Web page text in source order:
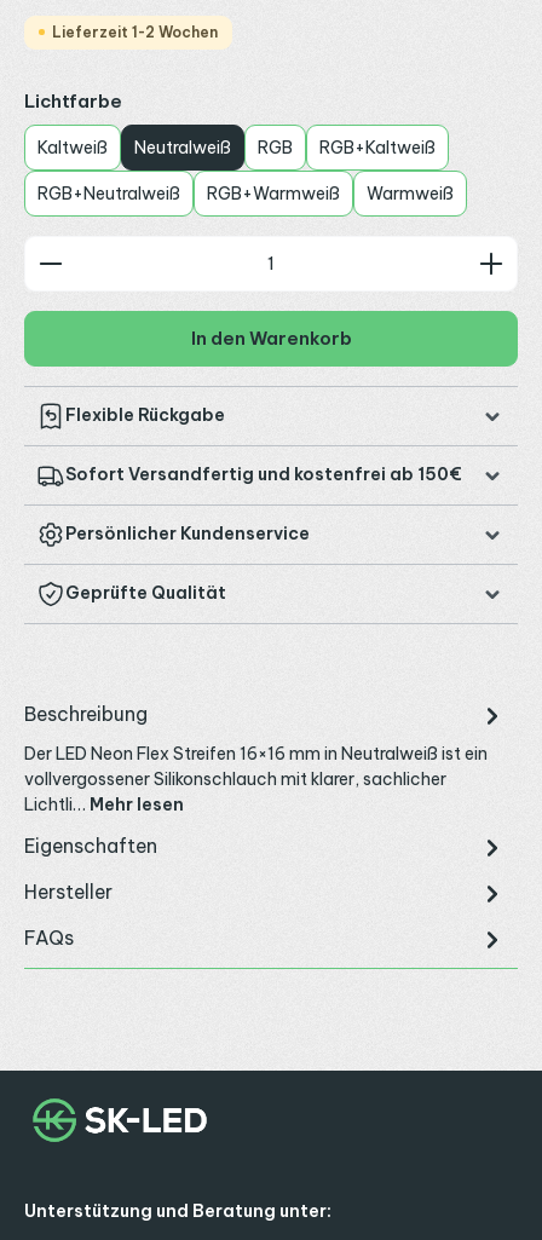
Lieferzeit 1-2 Wochen
Lichtfarbe
Kaltweiß Neutralweiß RGB RGB+Kaltweiß
RGB+Neutralweiß RGB+Warmweiß Warmweiß
Produkt Anzahl: Gib den gewünschten Wert ein
In den Warenkorb
Flexible Rückgabe
Sofort Versandfertig und kostenfrei ab 150€
Persönlicher Kundenservice
Geprüfte Qualität
Beschreibung
Der LED Neon Flex Streifen 16×16 mm in Neutralweiß ist ein
vollvergossener Silikonschlauch mit klarer, sachlicher
Lichtli… Mehr lesen
Eigenschaften
Hersteller
FAQs
Unterstützung und Beratung unter: